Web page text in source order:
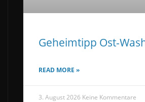
Geheimtipp Ost-
READ MORE »
3. August 2026 Keine Kommentare